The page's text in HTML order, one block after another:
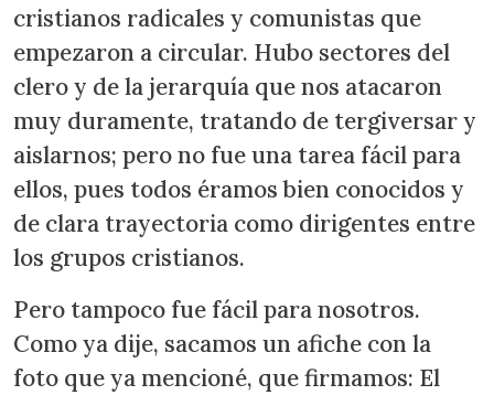
cristianos radicales y comunistas que
empezaron a circular. Hubo sectores del
clero y de la jerarquía que nos atacaron
muy duramente, tratando de tergiversar y
aislarnos; pero no fue una tarea fácil para
ellos, pues todos éramos bien conocidos y
de clara trayectoria como dirigentes entre
los grupos cristianos.
Pero tampoco fue fácil para nosotros.
Como ya dije, sacamos un afiche con la
foto que ya mencioné, que firmamos: El